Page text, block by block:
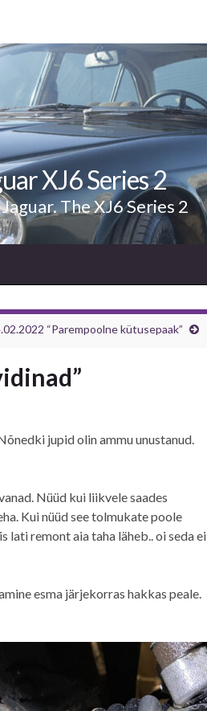
XJ6 Series 2
The XJ6 Series 2
“Parempoolne kütusepaak”
jupid olin ammu unustanud.
Nüüd kui liikvele saades
Kui nüüd see tolmukate poole
lati remont aia taha läheb.. oi seda ei
esma järjekorras hakkas peale.